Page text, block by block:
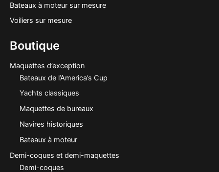
Bateaux à moteur sur mesure
Voiliers sur mesure
Boutique
Maquettes d’exception
Bateaux de l’America’s Cup
Yachts classiques
Maquettes de bureaux
Navires historiques
Bateaux à moteur
Demi-coques et demi-maquettes
Demi-coques